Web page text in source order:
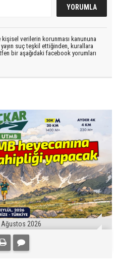
kişisel verilerin korunması kanununa
suç teşkil ettiğinden, kurallara
bir aşağıdaki facebook yorumları
Ağustos 2026